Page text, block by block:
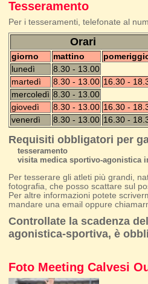
Tesseramento
Per i tesseramenti, telefonate al
Orari
giorno mattino
lunedì
8.30 - 13.00
martedì
8.30 - 13.00 16.30 -
mercoledì 8.30 - 13.00
giovedì
8.30 - 13.00 16.30 -
venerdì
8.30 - 13.00 16.30 -
Requisiti obbligatori per
tesseramento
visita medica sportivo-agonistica
Per tesserare gli atleti più grandi,
fotografia, che posso scattare sul
Per altre informazioni potete
mandare una email oppure
Controllate la scadenza
agonistica-sportiva, è
Foto Meeting Calvesi